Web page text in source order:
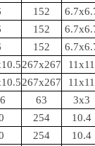
152
152
152
267x267 11x11
267x267 11x11
63 3x3
254 10.4
254 10.4